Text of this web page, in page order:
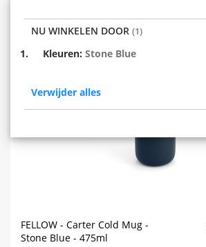
NU WINKELEN DOOR
Kleuren Stone Blue
Verwijder
Verwijder alles
FELLOW - Carter Cold Mug -
Stone Blue - 475ml